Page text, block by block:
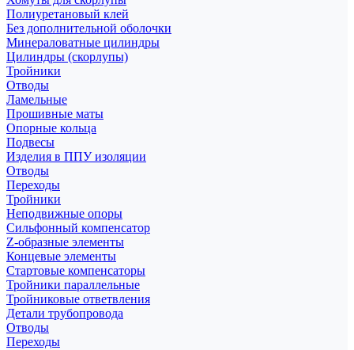
Полиуретановый клей
Без дополнительной оболочки
Минераловатные цилиндры
Цилиндры (скорлупы)
Тройники
Отводы
Ламельные
Прошивные маты
Опорные кольца
Подвесы
Изделия в ППУ изоляции
Отводы
Переходы
Тройники
Неподвижные опоры
Cильфонный компенсатор
Z-образные элементы
Концевые элементы
Стартовые компенсаторы
Тройники параллельные
Тройниковые ответвления
Детали трубопровода
Отводы
Переходы